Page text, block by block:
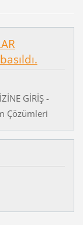
GİRİŞ -
Çözümleri